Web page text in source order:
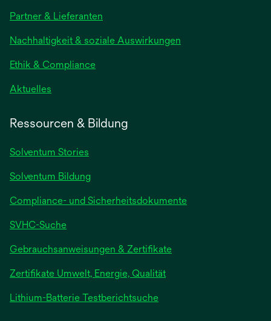
Partner & Lieferanten
Nachhaltigkeit & soziale Auswirkungen
Ethik & Compliance
Aktuelles
Ressourcen & Bildung
Solventum Stories
Solventum Bildung
Compliance- und Sicherheitsdokumente
SVHC-Suche
Gebrauchsanweisungen & Zertifikatewird
Zertifikate Umwelt, Energie, Qualität
Lithium-Batterie Testberichtsuchewird